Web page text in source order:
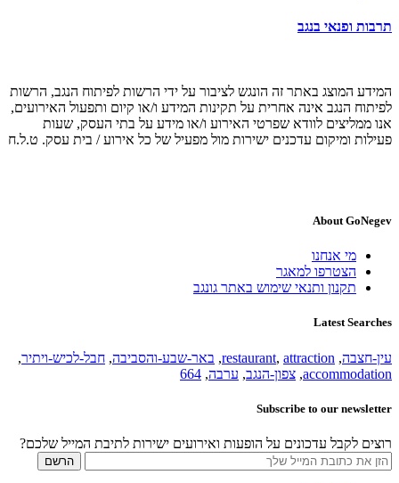
תרבות ופנאי בנגב
המידע המוצג באתר זה הונגש לציבור על ידי הרשות לפיתוח הנגב, הרשות
לפיתוח הנגב אינה אחרית על תקינות המידע ו/או קיום ותפעול האירועים,
אנו ממליצים לוודא שפרטי האירוע ו/או מידע על בתי העסק, שעות
פעילות ומיקום עדכנים ישירות מול מפעיל של כל אירוע / בית עסק. ט.ל.ח
About GoNegev
מי אנחנו
הצטרפו למאגר
תקנון ותנאי שימוש באתר גונגב
Latest Searches
עין-חצבה,
restaurant, attraction
, באר-שבע-והסביבה, חבל-לכיש-ויתיר,
accommodation
, צפון-הנגב, ערבה,
664
Subscribe to our newsletter
רוצים לקבל עדכונים על הופעות ואירועים ישירות לתיבת המייל שלכם?